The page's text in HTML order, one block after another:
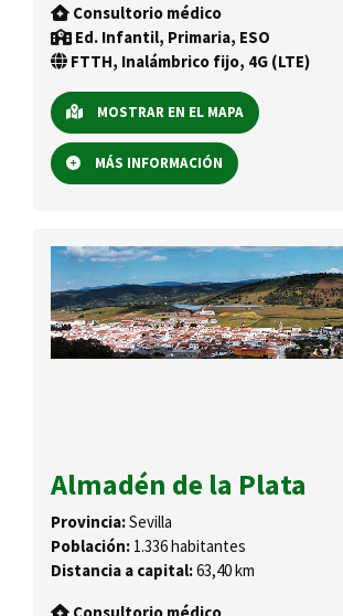
Consultorio médico
Ed. Infantil, Primaria, ESO
FTTH, Inalámbrico fijo, 4G (LTE)
MOSTRAR EN EL MAPA
MÁS INFORMACIÓN
Almadén de la Plata
Provincia:Sevilla
Población: 1.336 habitantes
Distancia a capital:63,40 km